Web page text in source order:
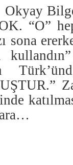
Okyay
“O”